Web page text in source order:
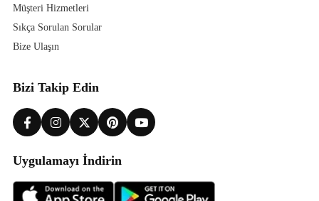
Müşteri Hizmetleri
Sıkça Sorulan Sorular
Bize Ulaşın
Bizi Takip Edin
Uygulamayı İndirin